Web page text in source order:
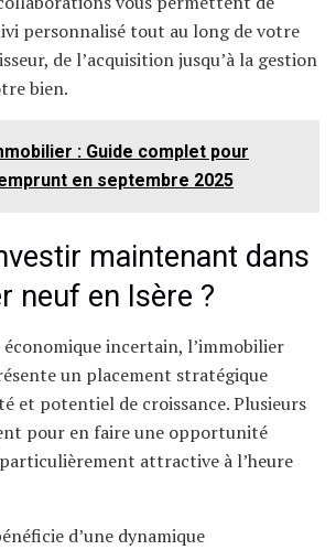
personnalisé tout au long de votre
de l’acquisition jusqu’à la gestion
bien.
: Guide complet pour
en septembre 2025
maintenant dans
neuf en Isère ?
incertain, l’immobilier
un placement stratégique
et potentiel de croissance. Plusieurs
pour en faire une opportunité
attractive à l’heure
d’une dynamique